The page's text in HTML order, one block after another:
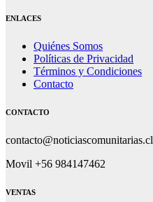
ENLACES
Quiénes Somos
Políticas de Privacidad
Términos y Condiciones
Contacto
CONTACTO
contacto@noticiascomunitarias.cl
Movil +56 984147462
VENTAS